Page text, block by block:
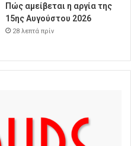
Πώς αμείβεται η αργία της
15ης Αυγούστου 2026
28 λεπτά πρίν